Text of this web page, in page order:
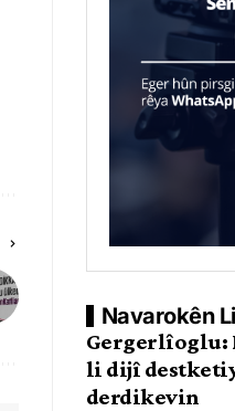
Navarokên
Gergerlîoglu:
li dijî
derdikevin